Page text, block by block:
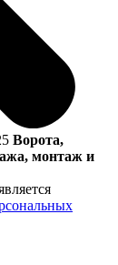
Ворота,
монтаж и